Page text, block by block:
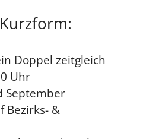
Doppel zeitgleich
Uhr
September
Bezirks- &